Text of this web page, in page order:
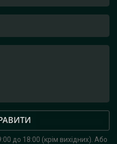
до 18:00 (крім вихідних). Або